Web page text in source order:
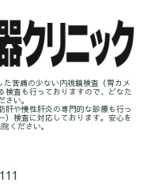
苦痛の少ない内視鏡検査（胃カメ
検査も行っておりますので、どなた
い。
肝や慢性肝炎の専門的な診療も行っ
）検査に対応しております。安心を
ください。